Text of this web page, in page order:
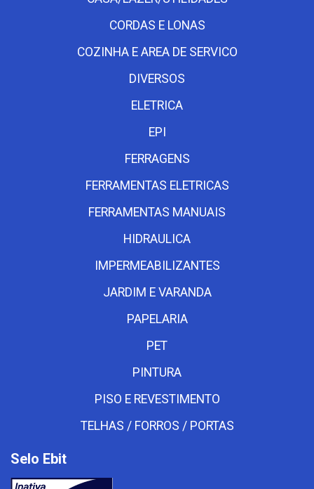
CORDAS E LONAS
COZINHA E AREA DE SERVICO
DIVERSOS
ELETRICA
EPI
FERRAGENS
FERRAMENTAS ELETRICAS
FERRAMENTAS MANUAIS
HIDRAULICA
IMPERMEABILIZANTES
JARDIM E VARANDA
PAPELARIA
PET
PINTURA
PISO E REVESTIMENTO
TELHAS / FORROS / PORTAS
Selo Ebit